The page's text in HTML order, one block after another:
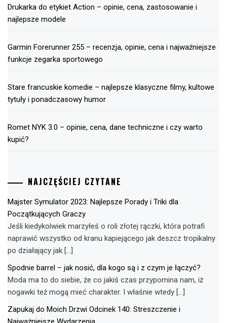
Drukarka do etykiet Action – opinie, cena, zastosowanie i
najlepsze modele
Garmin Forerunner 255 – recenzja, opinie, cena i najważniejsze
funkcje zegarka sportowego
Stare francuskie komedie – najlepsze klasyczne filmy, kultowe
tytuły i ponadczasowy humor
Romet NYK 3.0 – opinie, cena, dane techniczne i czy warto
kupić?
NAJCZĘŚCIEJ CZYTANE
Majster Symulator 2023: Najlepsze Porady i Triki dla
Początkujących Graczy
Jeśli kiedykolwiek marzyłeś o roli złotej rączki, która potrafi
naprawić wszystko od kranu kapiejącego jak deszcz tropikalny
po działający jak […]
Spodnie barrel – jak nosić, dla kogo są i z czym je łączyć?
Moda ma to do siebie, że co jakiś czas przypomina nam, iż
nogawki też mogą mieć charakter. I właśnie wtedy […]
Zapukaj do Moich Drzwi Odcinek 140: Streszczenie i